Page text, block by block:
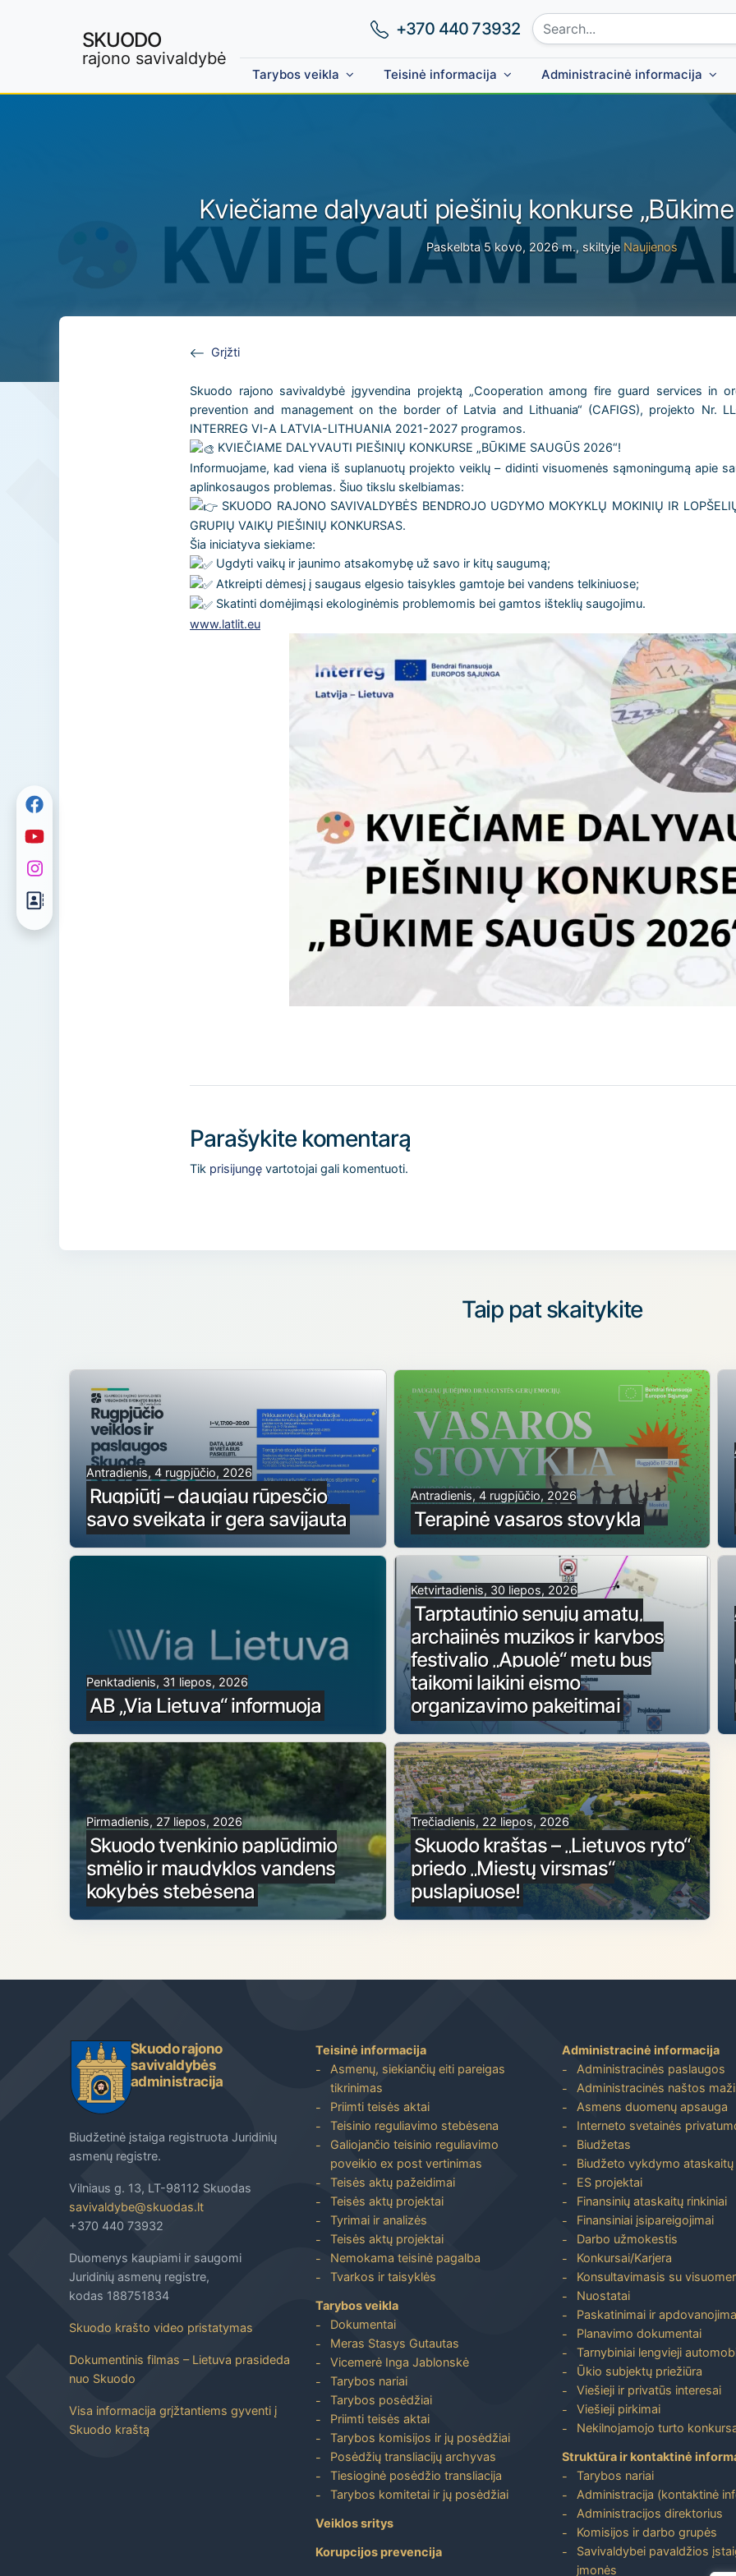
SKUODO
rajono savivaldybė
Phone number:
+370 440 73932 Search site:
Tarybos veikla Teisinė informacija Administracinė informacija
Kviečiame dalyvauti piešinių konkurse
Paskelbta 5 kovo, 2026 m., skiltyje Naujienos
Grįžti
Skuodo rajono savivaldybė įgyvendina projektą „Cooperation among fire guard services in
prevention and management on the border of Latvia and Lithuania“ (CAFIGS), projekto Nr.
INTERREG VI-A LATVIA-LITHUANIA 2021-2027 programos.
KVIEČIAME DALYVAUTI PIEŠINIŲ KONKURSE „BŪKIME SAUGŪS 2026“!
Informuojame, kad viena iš suplanuotų projekto veiklų – didinti visuomenės sąmoningumą apie
aplinkosaugos problemas. Šiuo tikslu skelbiamas:
SKUODO RAJONO SAVIVALDYBĖS BENDROJO UGDYMO MOKYKLŲ MOKINIŲ IR
GRUPIŲ VAIKŲ PIEŠINIŲ KONKURSAS.
Šia iniciatyva siekiame:
Ugdyti vaikų ir jaunimo atsakomybę už savo ir kitų saugumą;
Atkreipti dėmesį į saugaus elgesio taisykles gamtoje bei vandens telkiniuose;
Skatinti domėjimąsi ekologinėmis problemomis bei gamtos išteklių saugojimu.
www.latlit.eu
Parašykite komentarą
Tik prisijungę vartotojai gali komentuoti.
Taip pat skaitykite
Antradienis, 4 rugpjūčio, 2026
Rugpjūtį – daugiau rūpesčio
savo sveikata ir gera savijauta
Antradienis, 4 rugpjūčio, 2026
Terapinė vasaros stovykla
Penktadienis, 31 liepos, 2026
AB „Via Lietuva“ informuoja
Ketvirtadienis, 30 liepos, 2026
Tarptautinio senųjų amatų,
archajinės muzikos ir karybos
festivalio „Apuolė“ metu bus
taikomi laikini eismo
organizavimo pakeitimai
Pirmadienis, 27 liepos, 2026
Skuodo tvenkinio paplūdimio
smėlio ir maudyklos vandens
kokybės stebėsena
Trečiadienis, 22 liepos, 2026
Skuodo kraštas – „Lietuvos ryto“
priedo „Miestų virsmas“
puslapiuose!
Skuodo rajono
savivaldybės
administracija
Biudžetinė įstaiga registruota Juridinių
asmenų registre.
Vilniaus g. 13, LT-98112 Skuodas
savivaldybe@skuodas.lt
+370 440 73932
Duomenys kaupiami ir saugomi
Juridinių asmenų registre,
kodas 188751834
Skuodo krašto video pristatymas
Dokumentinis filmas – Lietuva prasideda
nuo Skuodo
Visa informacija grįžtantiems gyventi į
Skuodo kraštą
Teisinė informacija
Asmenų, siekiančių eiti pareigas
tikrinimas
Priimti teisės aktai
Teisinio reguliavimo stebėsena
Galiojančio teisinio reguliavimo
poveikio ex post vertinimas
Teisės aktų pažeidimai
Teisės aktų projektai
Tyrimai ir analizės
Teisės aktų projektai
Nemokama teisinė pagalba
Tvarkos ir taisyklės
Tarybos veikla
Dokumentai
Meras Stasys Gutautas
Vicemerė Inga Jablonskė
Tarybos nariai
Tarybos posėdžiai
Priimti teisės aktai
Tarybos komisijos ir jų posėdžiai
Posėdžių transliacijų archyvas
Tiesioginė posėdžio transliacija
Tarybos komitetai ir jų posėdžiai
Veiklos sritys
Korupcijos prevencija
Administracinė informacija
Administracinės paslaugos
Administracinės naštos
Asmens duomenų apsauga
Interneto svetainės
Biudžetas
Biudžeto vykdymo ataskaitų
ES projektai
Finansinių ataskaitų rinkiniai
Finansiniai įsipareigojimai
Darbo užmokestis
Konkursai/Karjera
Konsultavimasis su
Nuostatai
Paskatinimai ir
Planavimo dokumentai
Tarnybiniai lengvieji
Ūkio subjektų priežiūra
Viešieji ir privatūs interesai
Viešieji pirkimai
Nekilnojamojo turto
Struktūra ir kontaktinė
Tarybos nariai
Administracija (kontaktinė
Administracijos direktorius
Komisijos ir darbo grupės
Savivaldybei pavaldžios
įmonės